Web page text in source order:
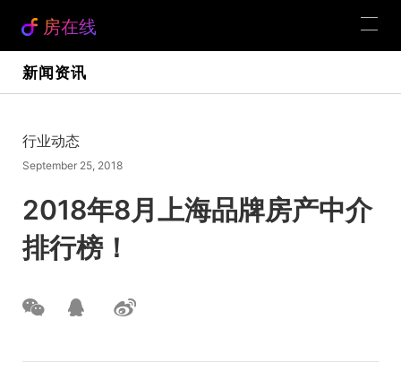
房在线
新闻资讯
行业动态
September 25, 2018
2018年8月上海品牌房产中介
排行榜！